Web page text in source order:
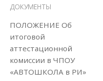
ДОКУМЕНТЫ
ПОЛОЖЕНИЕ Об
итоговой
аттестационной
комиссии в ЧПОУ
«АВТОШКОЛА в РИ»